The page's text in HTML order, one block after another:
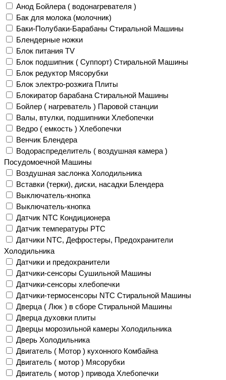
Анод Бойлера ( водонагревателя )
Бак для молока (молочник)
Баки-Полубаки-Барабаны Стиральной Машины
Блендерные ножки
Блок питания TV
Блок подшипник ( Суппорт) Стиральной Машины
Блок редуктор Мясорубки
Блок электро-розжига Плиты
Блокиратор барабана Стиральной Машины
Бойлер ( нагреватель ) Паровой станции
Валы, втулки, подшипники Хлебопечки
Ведро ( емкость ) Хлебопечки
Венчик Блендера
Водораспределитель ( воздушная камера )
Посудомоечной Машины
Воздушная заслонка Холодильника
Вставки (терки), диски, насадки Блендера
Выключатель-кнопка
Выключатель-кнопка
Датчик NTC Кондиционера
Датчик температуры PTC
Датчики NTC, Дефростеры, Предохранители
Холодильника
Датчики и предохранители
Датчики-сенсоры Сушильной Машины
Датчики-сенсоры хлебопечки
Датчики-термосенсоры NTC Стиральной Машины
Дверца ( Люк ) в сборе Стиральной Машины
Дверца духовки плиты
Дверцы морозильной камеры Холодильника
Дверь Холодильника
Двигатель ( Мотор ) кухонного Комбайна
Двигатель ( мотор ) Мясорубки
Двигатель ( мотор ) привода Хлебопечки